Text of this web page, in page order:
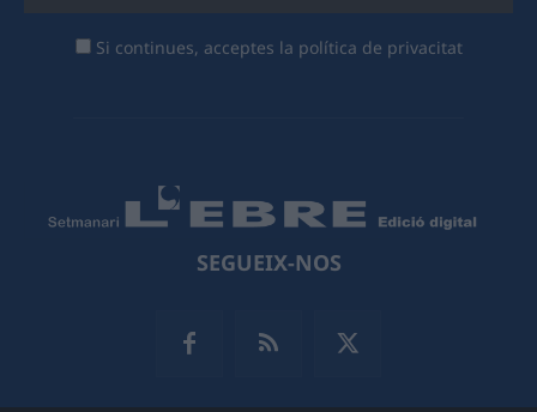
Si continues, acceptes la política de privacitat
SEGUEIX-NOS